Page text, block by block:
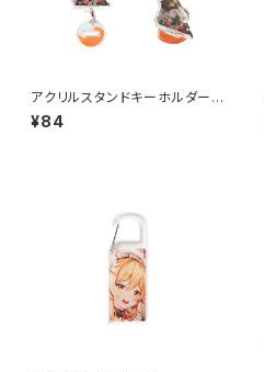
アクリルスタンドキーホルダー
（S）MG
¥84